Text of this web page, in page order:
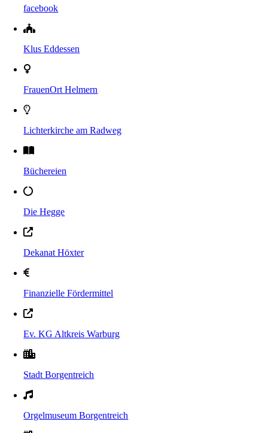
facebook
Klus Eddessen
FrauenOrt Helmern
Lichterkirche am Radweg
Büchereien
Die Hegge
Dekanat Höxter
Finanzielle Fördermittel
Ev. KG Altkreis Warburg
Stadt Borgentreich
Orgelmuseum Borgentreich